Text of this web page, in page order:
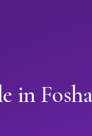
in